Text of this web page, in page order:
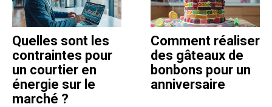
Quelles sont les
contraintes pour
un courtier en
énergie sur le
marché ?
Comment réaliser
des gâteaux de
bonbons pour un
anniversaire